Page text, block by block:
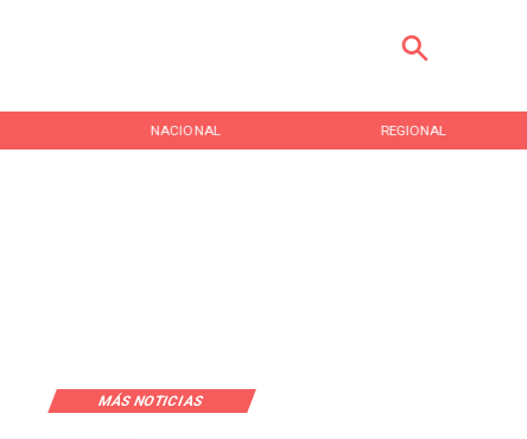
NACIONAL REGIONAL
MÁS NOTICIAS